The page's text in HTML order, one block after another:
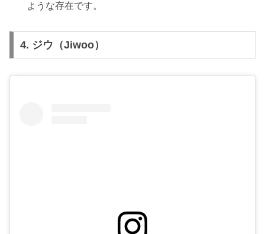
ような存在です。
4. ジウ（Jiwoo）